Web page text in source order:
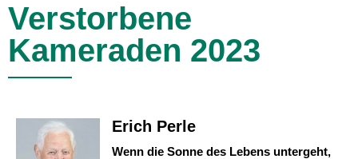
Verstorbene
Kameraden 2023
Erich Perle
Wenn die Sonne des Lebens untergeht,